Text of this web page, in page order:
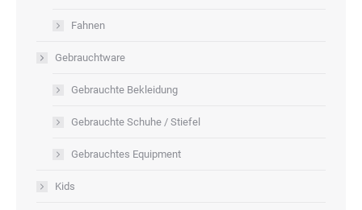
Fahnen
Gebrauchtware
Gebrauchte Bekleidung
Gebrauchte Schuhe / Stiefel
Gebrauchtes Equipment
Kids